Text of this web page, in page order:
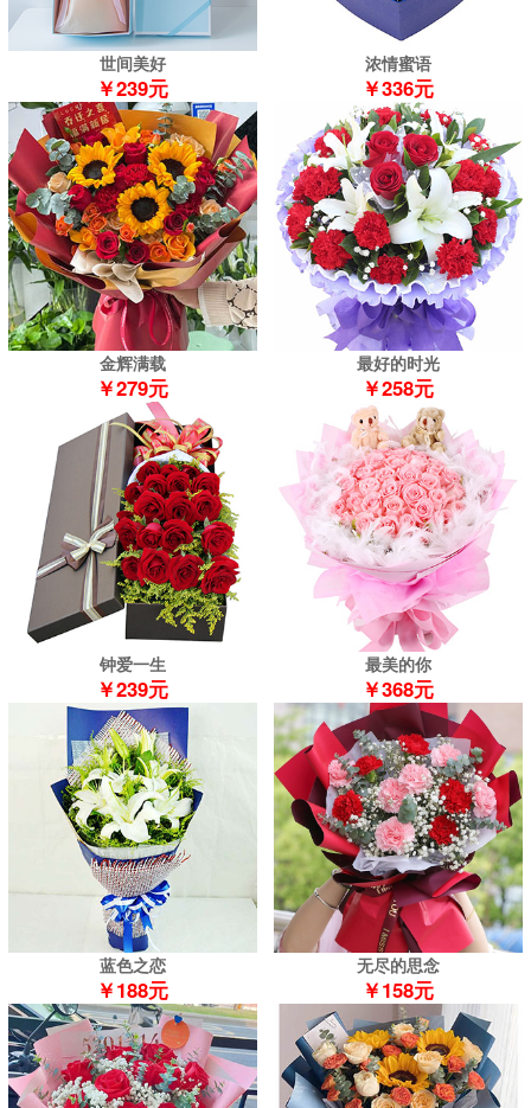
世间美好
￥239元
浓情蜜语
￥336元
金辉满载
￥279元
最好的时光
￥258元
钟爱一生
￥239元
最美的你
￥368元
蓝色之恋
￥188元
无尽的思念
￥158元